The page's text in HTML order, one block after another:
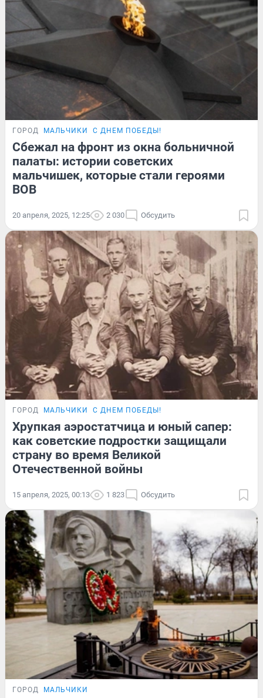
ГОРОД МАЛЬЧИКИ С ДНЕМ ПОБЕДЫ!
Сбежал на фронт из окна больничной
палаты: истории советских
мальчишек, которые стали героями
ВОВ
20 апреля, 2025, 12:25 2 030 Обсудить
ГОРОД МАЛЬЧИКИ С ДНЕМ ПОБЕДЫ!
Хрупкая аэростатчица и юный сапер:
как советские подростки защищали
страну во время Великой
Отечественной войны
15 апреля, 2025, 00:13 1 823 Обсудить
ГОРОД МАЛЬЧИКИ